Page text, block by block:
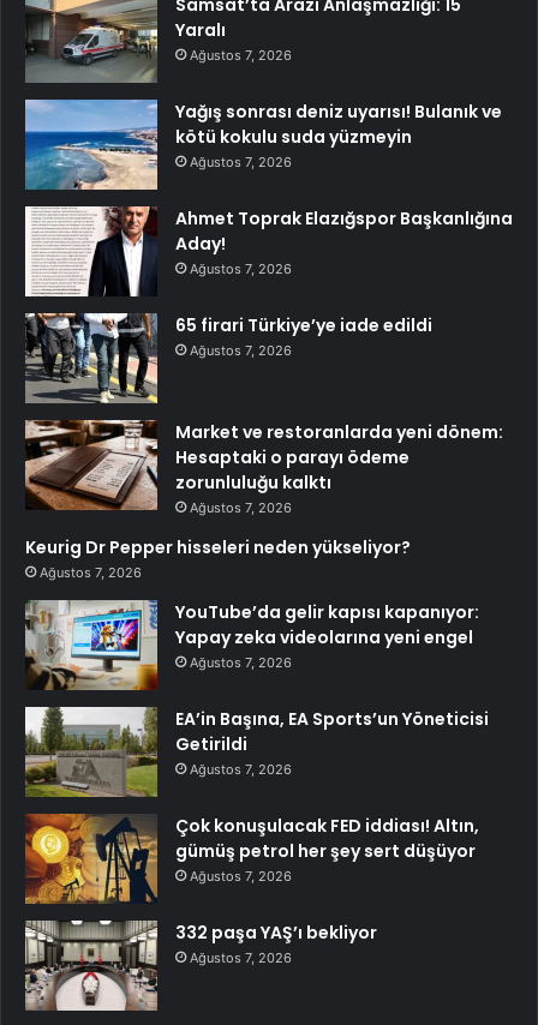
Yaralı
Ağustos 7, 2026
Yağış sonrası deniz uyarısı! Bulanık ve
kötü kokulu suda yüzmeyin
Ağustos 7, 2026
Ahmet Toprak Elazığspor Başkanlığına
Aday!
Ağustos 7, 2026
65 firari Türkiye’ye iade edildi
Ağustos 7, 2026
Market ve restoranlarda yeni dönem:
Hesaptaki o parayı ödeme
zorunluluğu kalktı
Ağustos 7, 2026
Keurig Dr Pepper hisseleri neden yükseliyor?
Ağustos 7, 2026
YouTube’da gelir kapısı kapanıyor:
Yapay zeka videolarına yeni engel
Ağustos 7, 2026
EA’in Başına, EA Sports’un Yöneticisi
Getirildi
Ağustos 7, 2026
Çok konuşulacak FED iddiası! Altın,
gümüş petrol her şey sert düşüyor
Ağustos 7, 2026
332 paşa YAŞ’ı bekliyor
Ağustos 7, 2026